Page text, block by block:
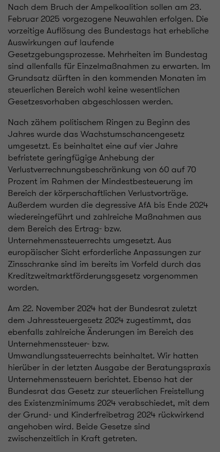
Nach dem Bruch der Ampelkoalition sollen am 23.
Februar 2025 vorgezogene Neuwahlen erfolgen. Die
vorzeitige Auflösung des Bundestags hat erhebliche
Auswirkungen auf laufende
Gesetzgebungsprozesse. Mehrheiten im Bundestag
sind allenfalls für Einzelmaßnahmen zu erwarten. Im
Grundsatz dürften in den kommenden Monaten im
steuerlichen Bereich wohl keine wesentlichen
Gesetzesvorhaben abgeschlossen werden.
Nach zähem politischem Ringen zu Beginn des
Jahres wurde das Wachstumschancengesetz
umgesetzt. Es beinhaltet eine auf vier Jahre
befristete geringfügige Anhebung der
Verlustverrechnungsbeschränkung von 60 auf 70
Prozent im Rahmen der Mindestbesteuerung im
Bereich der körperschaftlichen Verlustvorträge.
Außerdem wurden die degressive AfA bis Ende 2024
wiedereingeführt und zahlreiche Maßnahmen aus
dem Bereich des Ertrag- bzw.
Unternehmenssteuerrechts umgesetzt. Aus
europäischer Sicht erforderliche Anpassungen zur
Zinsschranke sind im bereits im Vorfeld durch das
Kreditzweitmarktförderungsgesetz vorgenommen
worden.
Am 22. November 2024 hat der Bundesrat zuletzt
dem Jahressteuergesetz 2024 zugestimmt, das
ebenfalls zahlreiche Änderungen im Bereich des
Unternehmenssteuer- bzw.
Umwandlungssteuerrechts beinhaltet. Wir hatten
hierüber in der letzten Ausgabe der Beratungspraxis
Unternehmenssteuern berichtet. Ebenso hat der
Bundesrat das Gesetz zur steuerlichen Freistellung
des Existenzminimums 2024 verabschiedet, mit dem
der Grund- und Kinderfreibetrag 2024 rückwirkend
angehoben wird. Beide Gesetze sind
zwischenzeitlich in Kraft getreten.